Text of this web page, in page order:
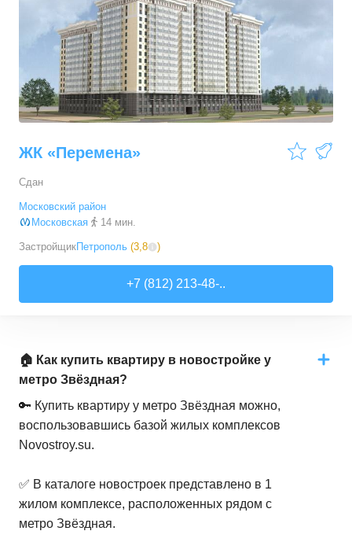
ЖК «Перемена»
Сдан
Московский район
Московская
14 мин.
ЗастройщикПетрополь (3,8 )
+7 (812) 213-48-..
🏠 Как купить квартиру в новостройке у
метро Звёздная?
🔑 Купить квартиру у метро Звёздная можно,
воспользовавшись базой жилых комплексов
Novostroy.su.
✅ В каталоге новостроек представлено в 1
жилом комплексе, расположенных рядом с
метро Звёздная.